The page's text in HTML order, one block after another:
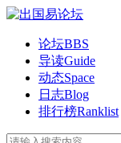
论坛BBS
导读Guide
动态Space
日志Blog
排行榜Ranklist